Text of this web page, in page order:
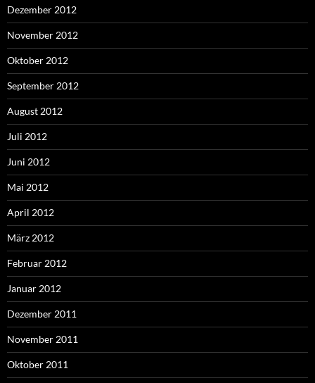
Dezember 2012
November 2012
Oktober 2012
September 2012
August 2012
Juli 2012
Juni 2012
Mai 2012
April 2012
März 2012
Februar 2012
Januar 2012
Dezember 2011
November 2011
Oktober 2011